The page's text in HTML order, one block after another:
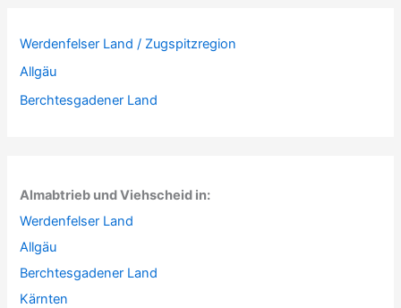
Werdenfelser Land / Zugspitzregion
Allgäu
Berchtesgadener Land
Almabtrieb und Viehscheid in:
Werdenfelser Land
Allgäu
Berchtesgadener Land
Kärnten